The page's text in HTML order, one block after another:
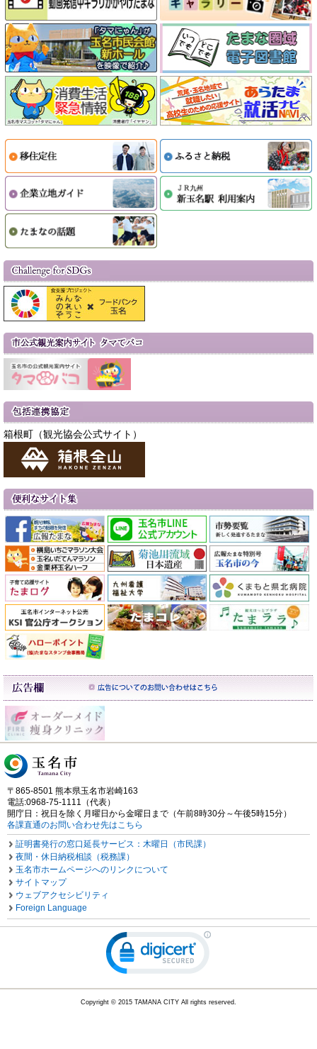
箱根町（観光協会公式サイト）
〒865-8501 熊本県玉名市岩崎163
電話:0968-75-1111（代表）
開庁日：祝日を除く月曜日から金曜日まで（午前8時30分～午後5時15分）
各課直通のお問い合わせ先はこちら
証明書発行の窓口延長サービス：木曜日（市民課）
夜間・休日納税相談（税務課）
玉名市ホームページへのリンクについて
サイトマップ
ウェブアクセシビリティ
Foreign Language
Copyright © 2015 TAMANA CITY All rights reserved.